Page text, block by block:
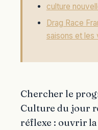
culture
Drag Race
saisons et les
Chercher le
Culture du jour
réflexe : ouvrir